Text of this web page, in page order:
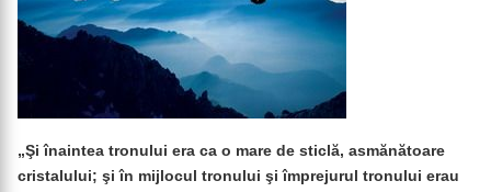
„Şi înaintea tronului era ca o mare de sticlă, asmănătoare
cristalului; şi în mijlocul tronului şi împrejurul tronului erau